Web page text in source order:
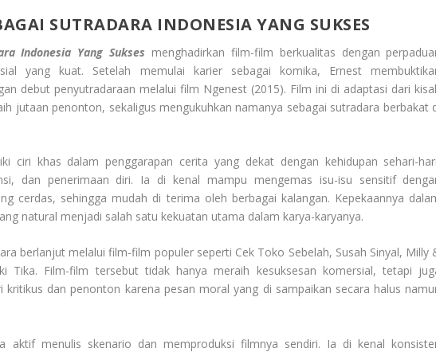
SUTRADARA INDONESIA YANG SUKSES
Indonesia Yang Sukses menghadirkan film-film berkualitas dengan
yang kuat. Setelah memulai karier sebagai komika, Ernest
debut penyutradaraan melalui film Ngenest (2015). Film ini di adaptasi dari
jutaan penonton, sekaligus mengukuhkan namanya sebagai sutradara berbakat
ciri khas dalam penggarapan cerita yang dekat dengan kehidupan sehari-
dan penerimaan diri. Ia di kenal mampu mengemas isu-isu sensitif
cerdas, sehingga mudah di terima oleh berbagai kalangan. Kepekaannya
natural menjadi salah satu kekuatan utama dalam karya-karyanya.
berlanjut melalui film-film populer seperti Cek Toko Sebelah, Susah Sinyal, Milly
Tika. Film-film tersebut tidak hanya meraih kesuksesan komersial, tetapi
kritikus dan penonton karena pesan moral yang di sampaikan secara halus
aktif menulis skenario dan memproduksi filmnya sendiri. Ia di kenal